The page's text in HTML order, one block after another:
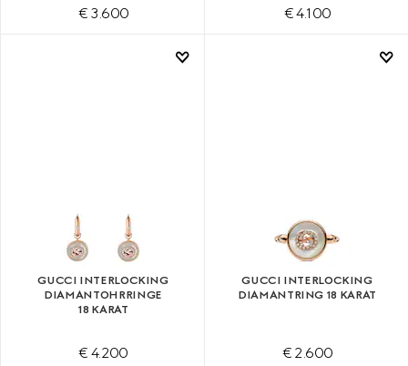
€ 3.600 € 4.100
GUCCI INTERLOCKING
DIAMANTOHRRINGE
18 KARAT
€ 4.200
GUCCI INTERLOCKING
DIAMANTRING 18 KARAT
€ 2.600